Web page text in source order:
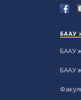
БААУ
БААУ
БААУ